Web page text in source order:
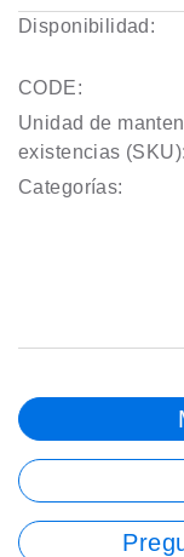
Disponibilidad:
CODE:
Unidad de
existencias (SKU):
Categorías: